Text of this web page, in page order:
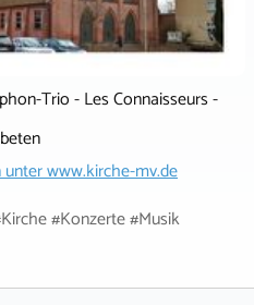
Trio - Les Connaisseurs -
unterwww.kirche-mv.de
#Konzerte #Musik